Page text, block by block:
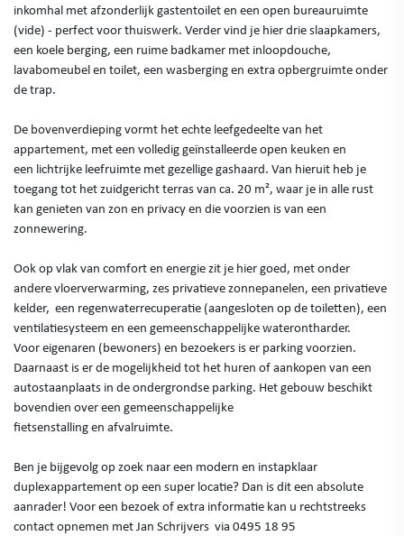
inkomhal met afzonderlijk gastentoilet en een open bureauruimte
(vide) - perfect voor thuiswerk. Verder vind je hier drie slaapkamers,
een koele berging, een ruime badkamer met inloopdouche,
lavabomeubel en toilet, een wasberging en extra opbergruimte onder
de trap.
De bovenverdieping vormt het echte leefgedeelte van het
appartement, met een volledig geïnstalleerde open keuken en
een lichtrijke leefruimte met gezellige gashaard. Van hieruit heb je
toegang tot het zuidgericht terras van ca. 20 m², waar je in alle rust
kan genieten van zon en privacy en die voorzien is van een
zonnewering.
Ook op vlak van comfort en energie zit je hier goed, met onder
andere vloerverwarming, zes privatieve zonnepanelen, een privatieve
kelder, een regenwaterrecuperatie (aangesloten op de toiletten), een
ventilatiesysteem en een gemeenschappelijke waterontharder.
Voor eigenaren (bewoners) en bezoekers is er parking voorzien.
Daarnaast is er de mogelijkheid tot het huren of aankopen van een
autostaanplaats in de ondergrondse parking. Het gebouw beschikt
bovendien over een gemeenschappelijke
fietsenstalling en afvalruimte.
Ben je bijgevolg op zoek naar een modern en instapklaar
duplexappartement op een super locatie? Dan is dit een absolute
aanrader! Voor een bezoek of extra informatie kan u rechtstreeks
contact opnemen met Jan Schrijvers via 0495 18 95